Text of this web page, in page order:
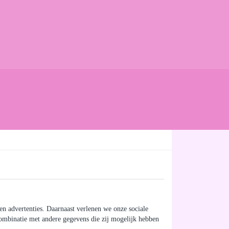
advertenties. Daarnaast verlenen we onze sociale
met andere gegevens die zij mogelijk hebben